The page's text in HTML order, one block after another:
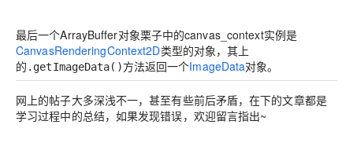
最后一个ArrayBuffer对象栗子中的canvas_context实例是
CanvasRenderingContext2D类型的对象，其上
的 .getImageData()方法返回一个ImageData对象。
网上的帖子大多深浅不一，甚至有些前后矛盾，在下的文章都是
学习过程中的总结，如果发现错误，欢迎留言指出~